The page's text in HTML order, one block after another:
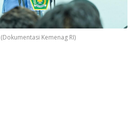
Kemenag RI)